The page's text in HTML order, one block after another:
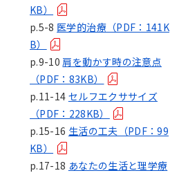
KB）
p.5-8 医学的治療（PDF：141K
B）
p.9-10肩を動かす時の注意点
（PDF：83KB）
p.11-14 セルフエクササイズ
（PDF：228KB）
p.15-16 生活の工夫（PDF：99
KB）
p.17-18 あなたの生活と理学療